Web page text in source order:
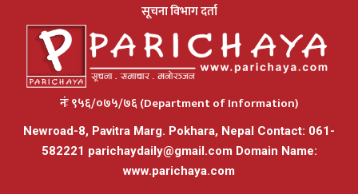
सूचना विभाग दर्ता
नंः ९५६/०७५/७६ (Department of Information)
Newroad-8, Pavitra Marg. Pokhara, Nepal Contact: 061-
582221 parichaydaily@gmail.comDomain Name:
www.parichaya.com